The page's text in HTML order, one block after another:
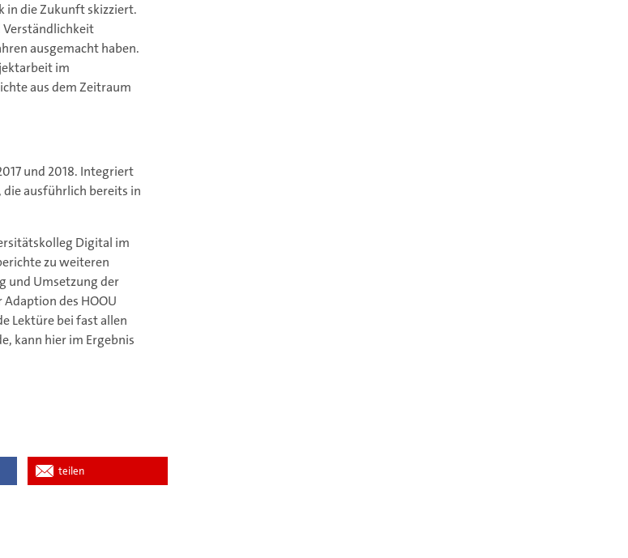
in die Zukunft skizziert.
Verständlichkeit
ausgemacht haben.
im
aus dem Zeitraum
und 2018. Integriert
die ausführlich bereits in
Digital im
zu weiteren
und Umsetzung der
des HOOU
Lektüre bei fast allen
kann hier im Ergebnis
teilen